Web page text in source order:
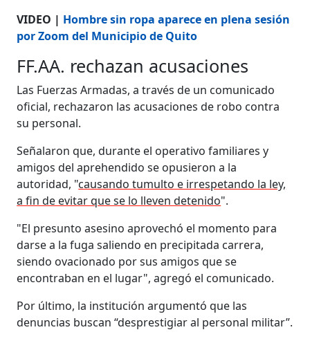
VIDEO | Hombre sin ropa aparece en plena sesión
por Zoom del Municipio de Quito
FF.AA. rechazan acusaciones
Las Fuerzas Armadas, a través de un comunicado
oficial, rechazaron las acusaciones de robo contra
su personal.
Señalaron que, durante el operativo familiares y
amigos del aprehendido se opusieron a la
autoridad, "causando tumulto e irrespetando la ley,
a fin de evitar que se lo lleven detenido".
"El presunto asesino aprovechó el momento para
darse a la fuga saliendo en precipitada carrera,
siendo ovacionado por sus amigos que se
encontraban en el lugar", agregó el comunicado.
Por último, la institución argumentó que las
denuncias buscan “desprestigiar al personal militar”.